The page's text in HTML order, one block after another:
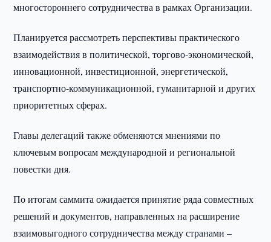
многостороннего сотрудничества в рамках Организации.
Планируется рассмотреть перспективы практического
взаимодействия в политической, торгово-экономической,
инновационной, инвестиционной, энергетической,
транспортно-коммуникационной, гуманитарной и других
приоритетных сферах.
Главы делегаций также обменяются мнениями по
ключевым вопросам международной и региональной
повестки дня.
По итогам саммита ожидается принятие ряда совместных
решений и документов, направленных на расширение
взаимовыгодного сотрудничества между странами –